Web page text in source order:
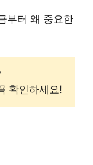
부터 왜 중요한
확인하세요!